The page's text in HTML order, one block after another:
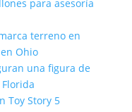
para asesoría
terreno en
Ohio
una figura de
Toy Story 5